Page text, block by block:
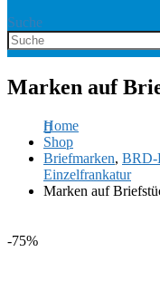
Suche
Marken auf
Home
Shop
Briefmarken, BRD-
Einzelfrankatur
Marken auf
-75%